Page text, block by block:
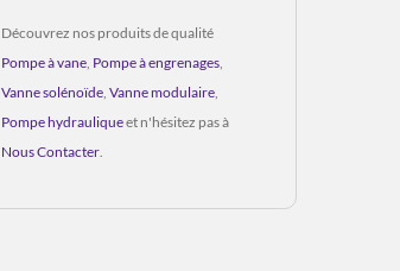
Découvrez nos produits de qualité
Pompe à vane Pompe à engrenages
Vanne solénoïde Vanne modulaire
Pompe hydrauliqueet n'hésitez pas à
Nous Contacter